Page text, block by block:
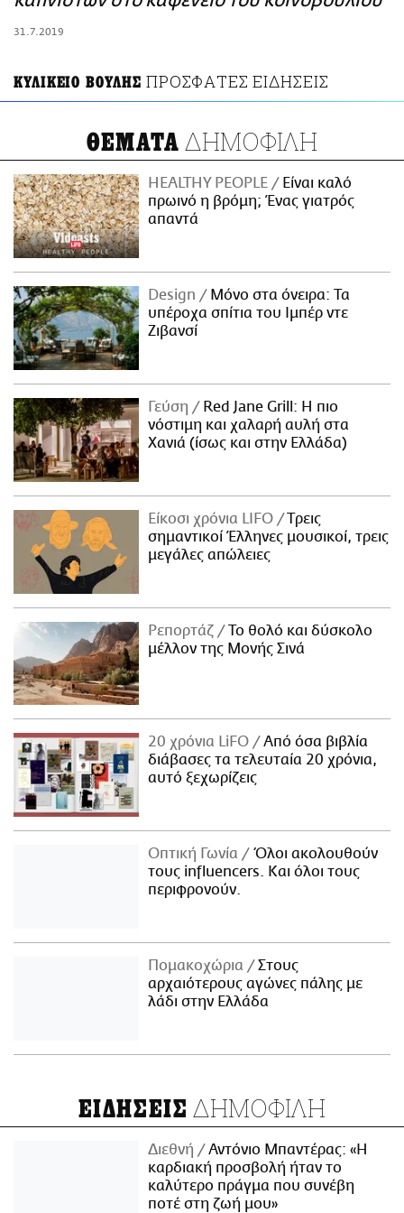
31.7.2019
ΚΥΛΙΚΕΙΟ ΒΟΥΛΗΣ ΠΡΟΣΦΑΤΕΣ ΕΙΔΗΣΕΙΣ
ΘΕΜΑΤΑ ΔΗΜΟΦΙΛΗ
HEALTHY PEOPLE
Είναι καλό
πρωινό η βρόμη; Ένας γιατρός
απαντά
Design
Μόνο στα όνειρα: Τα
υπέροχα σπίτια του Ιμπέρ ντε
Ζιβανσί
Γεύση
Red Jane Grill: Η πιο
νόστιμη και χαλαρή αυλή στα
Χανιά (ίσως και στην Ελλάδα)
Είκοσι χρόνια LIFO
Tρεις
σημαντικοί Έλληνες μουσικοί, τρεις
μεγάλες απώλειες
Ρεπορτάζ
Το θολό και δύσκολο
μέλλον της Μονής Σινά
20 χρόνια LiFO
Από όσα βιβλία
διάβασες τα τελευταία 20 χρόνια,
αυτό ξεχωρίζεις
Οπτική Γωνία
Όλοι ακολουθούν
τους influencers. Και όλοι τους
περιφρονούν.
Πομακοχώρια
Στους
αρχαιότερους αγώνες πάλης με
λάδι στην Ελλάδα
ΕΙΔΗΣΕΙΣ ΔΗΜΟΦΙΛΗ
Διεθνή
Αντόνιο Μπαντέρας: «Η
καρδιακή προσβολή ήταν το
καλύτερο πράγμα που συνέβη
ποτέ στη ζωή μου»